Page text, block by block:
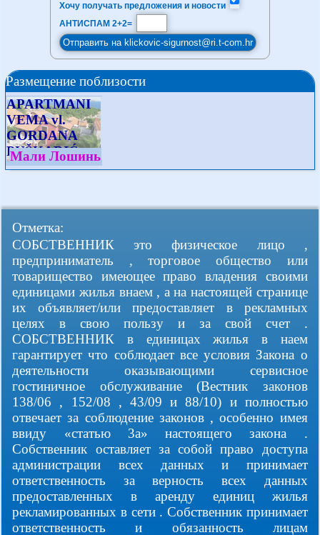
Хочу получать предложения и новости
АНТИСПАМ 2+2=
Размещение поблизости
APARTMANI
VEMA vl.
GORDANA
PUŠKARIĆ
Мали Лошинь
Отметка:
СОБСТВЕННИК это физическое лицо ,
предприниматель , торговое общество или
товарищество имеющее право владения своими
единицами жилья внаем , а на настоящей странице
их объявляет/или предоставляет в рекламных
целях в свою пользу и за свой счет .
СОБСТВЕННИК в единицах жилья в наем
гарантирует что соблюдает все условия Закона о
деятельности оказывающими сервисное
гостиничное обслуживание (Вестник законов
138/06 , 152/08 , 43/09 и 88/10) и полностью
отвечает за соблюдение законов , особенно имея
ввиду «статью 3а» настоящего закона .
Собственник оставляет за собой право доступа
администрации всех данных и принимает
ответственность за верность всех данных
предоставленных в аренду единиц жилья
рекламированных в сети . Собственник принимает
ответственность и обязанность лицам